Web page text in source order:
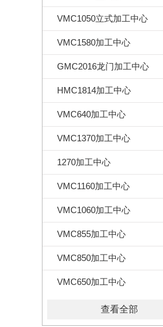
VMC1050立式加工中心
VMC1580加工中心
GMC2016龙门加工中心
HMC1814加工中心
VMC640加工中心
VMC1370加工中心
1270加工中心
VMC1160加工中心
VMC1060加工中心
VMC855加工中心
VMC850加工中心
VMC650加工中心
查看全部